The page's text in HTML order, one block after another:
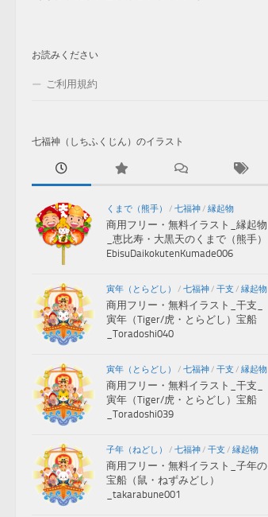
お読みください
ご利用規約
七福神（しちふくじん）のイラスト
くまで（熊手） / 七福神 / 縁起物
商用フリー・無料イラスト_縁起物
_恵比寿・大黒天のくまで（熊手）
EbisuDaikokutenKumade006
寅年（とらどし） / 七福神 / 干支 / 縁起物
商用フリー・無料イラスト_干支_
寅年（Tiger/虎・とらどし）宝船
_Toradoshi040
寅年（とらどし） / 七福神 / 干支 / 縁起物
商用フリー・無料イラスト_干支_
寅年（Tiger/虎・とらどし）宝船
_Toradoshi039
子年（ねどし） / 七福神 / 干支 / 縁起物
商用フリー・無料イラスト_子年の
宝船（鼠・ねずみどし）
_takarabune001